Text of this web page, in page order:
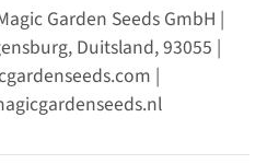
Garden Seeds GmbH |
Duitsland, 93055 |
|